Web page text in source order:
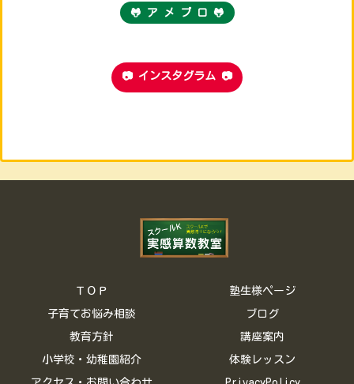
🐸 ア メ ブ ロ 🐸
📷 インスタグラム 📷
ＴＯＰ 塾生様ページ
子育てお悩み相談 ブログ
教育方針 講座案内
小学校・幼稚園紹介 体験レッスン